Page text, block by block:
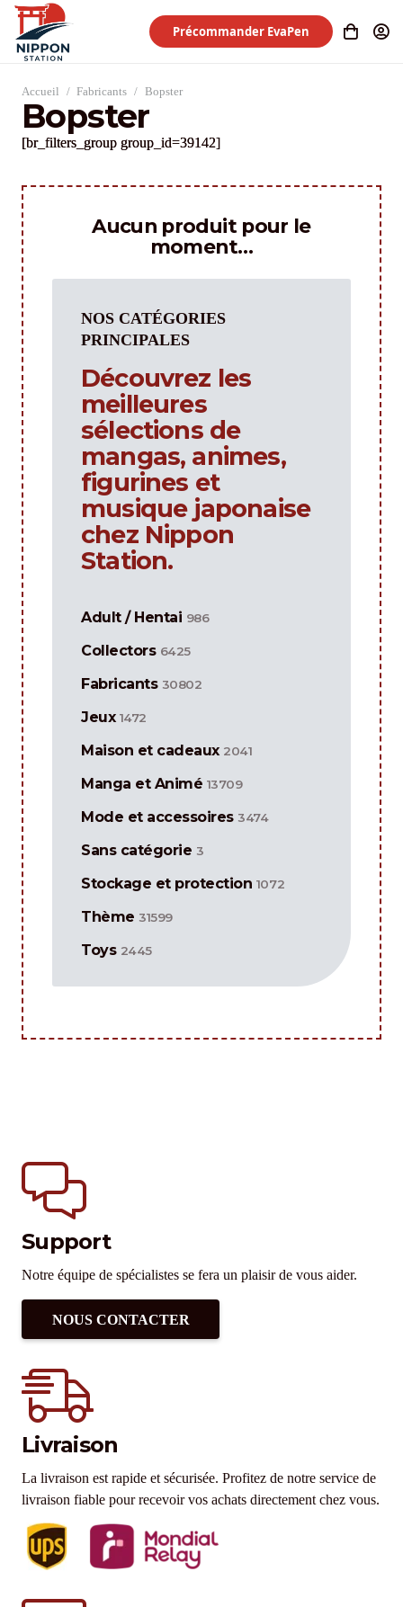
Précommander EvaPen
Accueil / Fabricants / Bopster
Bopster
[br_filters_group group_id=39142]
Aucun produit pour le
moment…
NOS CATÉGORIES
PRINCIPALES
Découvrez les
meilleures
sélections de
mangas, animes,
figurines et
musique japonaise
chez Nippon
Station.
Adult / Hentai 986
Collectors 6425
Fabricants 30802
Jeux 1472
Maison et cadeaux 2041
Manga et Animé 13709
Mode et accessoires 3474
Sans catégorie 3
Stockage et protection 1072
Thème 31599
Toys 2445
Support
Notre équipe de spécialistes se fera un plaisir de vous aider.
NOUS CONTACTER
Livraison
La livraison est rapide et sécurisée. Profitez de notre service de
livraison fiable pour recevoir vos achats directement chez vous.